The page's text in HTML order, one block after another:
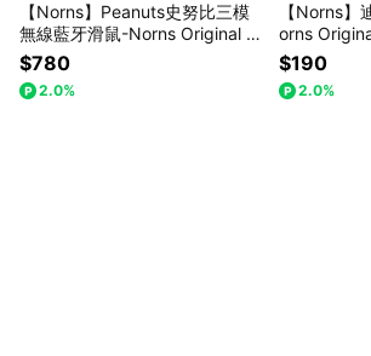
【Norns】Peanuts史努比三模
無線藍牙滑鼠-Norns Original D
esign Snoopy一鍵多工 輕鬆切
換裝置
$780
2.0%
【Norns】
orns
版授權 電腦
尼 三眼怪
象(每款式最
$190
2.0%